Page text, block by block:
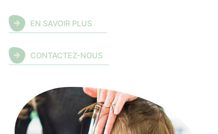
EN SAVOIR PLUS
CONTACTEZ-NOUS